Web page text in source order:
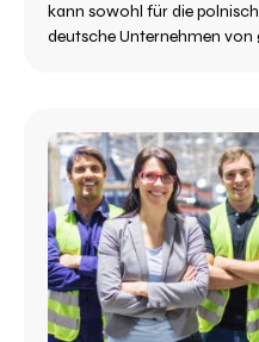
kann sowohl für die
deutsche Unternehmen von